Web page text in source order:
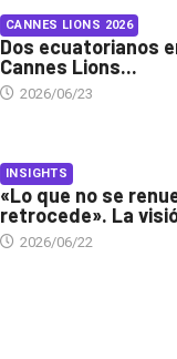
CANNES LIONS 2026
Dos ecuatorianos
Cannes Lions...
2026/06/23
INSIGHTS
«Lo que no se
retrocede». La
2026/06/22